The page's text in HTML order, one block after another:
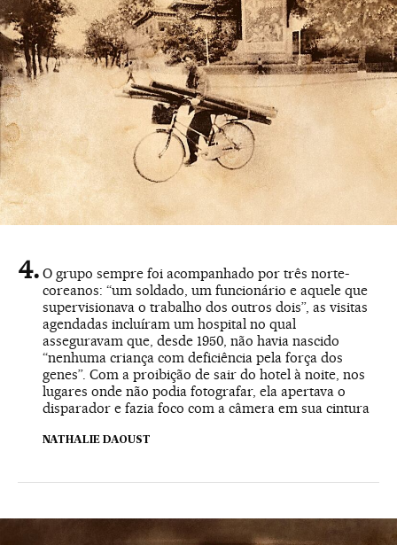
O grupo sempre foi acompanhado por três norte-
coreanos: “um soldado, um funcionário e aquele que
supervisionava o trabalho dos outros dois”, as visitas
agendadas incluíram um hospital no qual
asseguravam que, desde 1950, não havia nascido
“nenhuma criança com deficiência pela força dos
genes”. Com a proibição de sair do hotel à noite, nos
lugares onde não podia fotografar, ela apertava o
disparador e fazia foco com a câmera em sua cintura
NATHALIE DAOUST